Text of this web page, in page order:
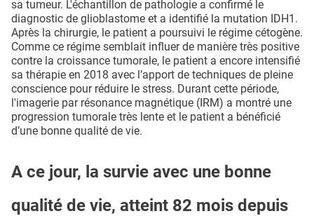
sa tumeur. L'échantillon de pathologie a confirmé le
diagnostic de glioblastome et a identifié la mutation IDH1.
Après la chirurgie, le patient a poursuivi le régime cétogène.
Comme ce régime semblait influer de manière très positive
contre la croissance tumorale, le patient a encore intensifié
sa thérapie en 2018 avec l’apport de techniques de pleine
conscience pour réduire le stress. Durant cette période,
l'imagerie par résonance magnétique (IRM) a montré une
progression tumorale très lente et le patient a bénéficié
d’une bonne qualité de vie.
A ce jour, la survie avec une bonne
qualité de vie, atteint 82 mois depuis